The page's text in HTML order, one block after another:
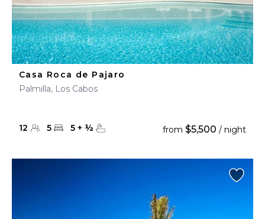
Casa Roca de Pajaro
Palmilla, Los Cabos
12 5 5 + ½ from $5,500 / night